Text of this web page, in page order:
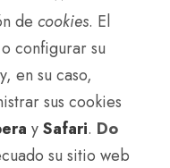
de cookies. El
configurar su
en su caso,
sus cookies
ySafari. Do
su sitio web